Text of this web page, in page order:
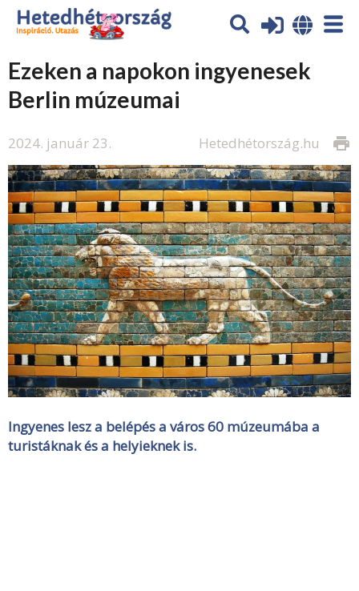
Ezeken a napokon ingyenesek
Berlin múzeumai
2024. január 23. print
Hetedhétország.hu
Ingyenes lesz a belépés a város 60 múzeumába a
turistáknak és a helyieknek is.